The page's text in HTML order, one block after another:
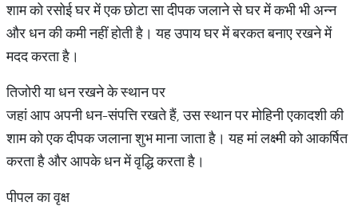
शाम को रसोई घर में एक छोटा सा दीपक जलाने से घर में कभी भी अन्न
और धन की कमी नहीं होती है। यह उपाय घर में बरकत बनाए रखने में
मदद करता है।
तिजोरी या धन रखने के स्थान पर
जहां आप अपनी धन-संपत्ति रखते हैं, उस स्थान पर मोहिनी एकादशी की
शाम को एक दीपक जलाना शुभ माना जाता है। यह मां लक्ष्मी को आकर्षित
करता है और आपके धन में वृद्धि करता है।
पीपल का वृक्ष